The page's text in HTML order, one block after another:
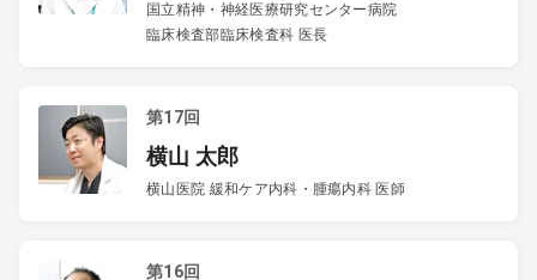
国立精神・神経医療研究センター病院
臨床検査部臨床検査科 医長
第17回
横山 太郎
横山医院 緩和ケア内科・腫瘍内科 医師
第16回